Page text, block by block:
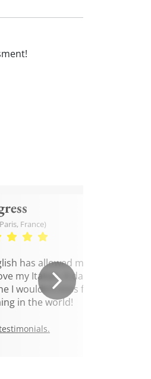
France)
has allowed me to
my Italian. A daily
I wouldn't miss for
in the world!